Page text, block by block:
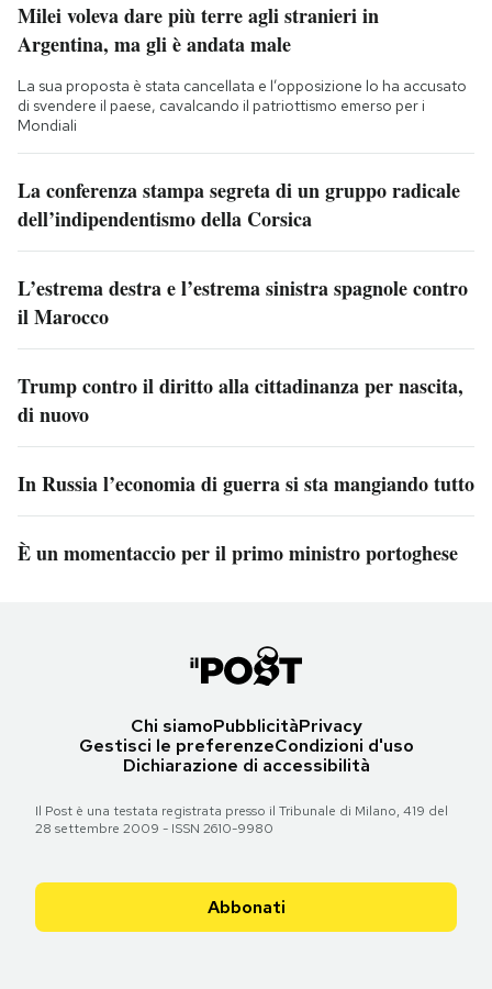
Milei voleva dare più terre agli stranieri in
Argentina, ma gli è andata male
La sua proposta è stata cancellata e l’opposizione lo ha accusato
di svendere il paese, cavalcando il patriottismo emerso per i
Mondiali
La conferenza stampa segreta di un gruppo radicale
dell’indipendentismo della Corsica
L’estrema destra e l’estrema sinistra spagnole contro
il Marocco
Trump contro il diritto alla cittadinanza per nascita,
di nuovo
In Russia l’economia di guerra si sta mangiando tutto
È un momentaccio per il primo ministro portoghese
Chi siamoPubblicitàPrivacy
Gestisci le preferenzeCondizioni d'uso
Dichiarazione di accessibilità
Il Post è una testata registrata presso il Tribunale di Milano, 419 del
28 settembre 2009 - ISSN 2610-9980
Abbonati